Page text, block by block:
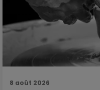
8 août 2026